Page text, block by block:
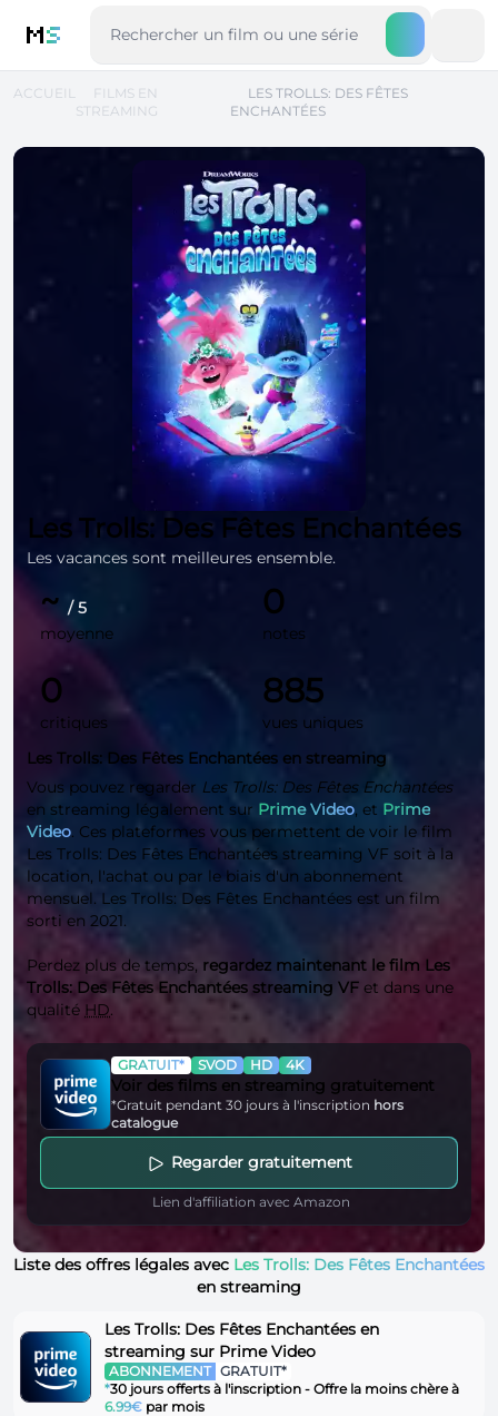
MS
ACCUEIL
FILMS EN
STREAMING
LES TROLLS: DES FÊTES
ENCHANTÉES
Les Trolls: Des Fêtes Enchantées
Les vacances sont meilleures ensemble.
~ / 5
moyenne
0
notes
0
critiques
885
vues uniques
Les Trolls: Des Fêtes Enchantées en streaming
Vous pouvez regarder Les Trolls: Des Fêtes Enchantées
en streaming légalement sur Prime Video, et Prime
Video. Ces plateformes vous permettent de voir le film
Les Trolls: Des Fêtes Enchantées streaming VF soit à la
location, l'achat ou par le biais d'un abonnement
mensuel. Les Trolls: Des Fêtes Enchantées est un film
sorti en 2021.
Perdez plus de temps, regardez maintenant le film Les
Trolls: Des Fêtes Enchantées streaming VF et dans une
qualité HD.
GRATUIT* SVOD HD 4K
Voir des films en streaming gratuitement
*Gratuit pendant 30 jours à l'inscription hors
catalogue
Regarder gratuitement
Lien d'affiliation avec Amazon
Liste des offres légales avec Les Trolls: Des Fêtes Enchantées
en streaming
Les Trolls: Des Fêtes Enchantées en
streaming sur Prime Video
ABONNEMENT GRATUIT*
*30 jours offerts à l'inscription - Offre la moins chère à
6.99€ par mois